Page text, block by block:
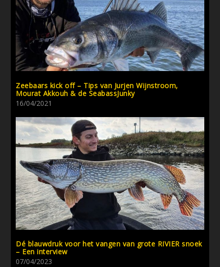
Zeebaars kick off – Tips van Jurjen Wijnstroom,
Mourat Akkouh & de SeabassJunky
16/04/2021
Dé blauwdruk voor het vangen van grote RIVIER snoek
– Een interview
07/04/2023